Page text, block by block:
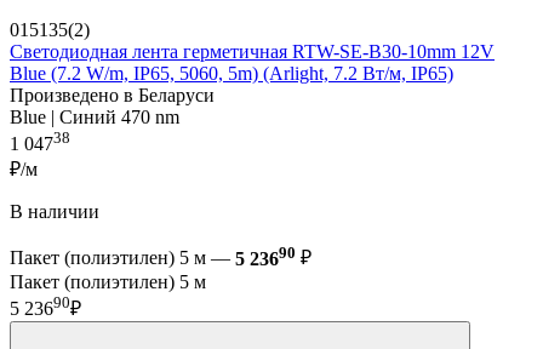
015135(2)
Светодиодная лента герметичная RTW-SE-B30-10mm 12V
Blue (7.2 W/m, IP65, 5060, 5m) (Arlight, 7.2 Вт/м, IP65)
Произведено в Беларуси
Blue | Синий 470 nm
1 04738
₽/м
В наличии
Пакет (полиэтилен) 5 м — 5 23690 ₽
Пакет (полиэтилен) 5 м
5 23690₽